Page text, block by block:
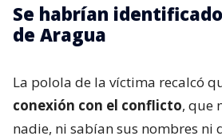
Se habrían
de Aragua
La polola de la víctima recalcó
conexión con el conflicto, que
nadie, ni sabían sus nombres ni